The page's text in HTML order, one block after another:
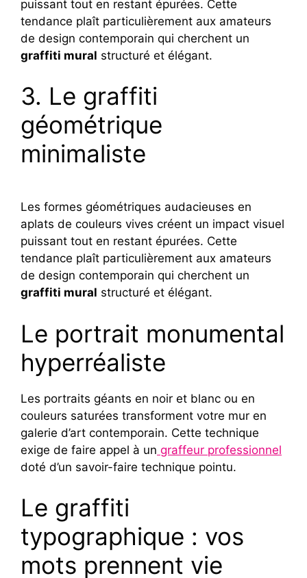
puissant tout en restant épurées. Cette
tendance plaît particulièrement aux amateurs
de design contemporain qui cherchent un
graffiti mural structuré et élégant.
3. Le graffiti
géométrique
minimaliste
Les formes géométriques audacieuses en
aplats de couleurs vives créent un impact visuel
puissant tout en restant épurées. Cette
tendance plaît particulièrement aux amateurs
de design contemporain qui cherchent un
graffiti mural structuré et élégant.
Le portrait monumental
hyperréaliste
Les portraits géants en noir et blanc ou en
couleurs saturées transforment votre mur en
galerie d’art contemporain. Cette technique
exige de faire appel à un graffeur professionnel
doté d’un savoir-faire technique pointu.
Le graffiti
typographique : vos
mots prennent vie